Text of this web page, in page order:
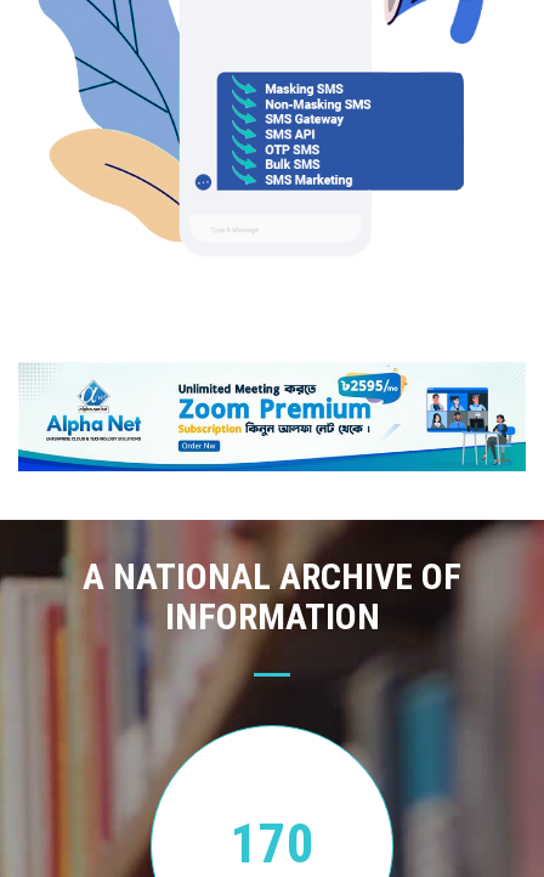
A NATIONAL ARCHIVE OF
INFORMATION
170